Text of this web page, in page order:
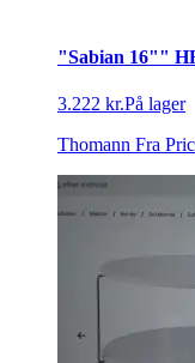
"Sabian 16""
3.222 kr.På lager
Thomann Fra